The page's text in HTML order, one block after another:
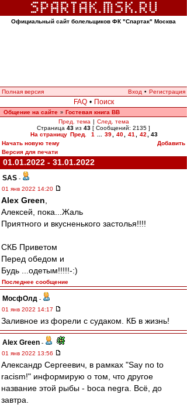
Официальный сайт болельщиков ФК "Спартак" Москва
Полная версия Вход • Регистрация
FAQ • Поиск
Общение на сайте » Гостевая книга ВВ
Пред. тема | След. тема
Страница 43 из 43 [ Сообщений: 2135 ]
На страницу Пред. 1 39 40 41 42
43
Начать новую тему
Добавить
Версия для печати
01.01.2022 - 31.01.2022
SAS -
01 янв 2022 14:20
Alex Green
Алексей, пока...Жаль
Приятного и вкусненького застолья!!!!
СКБ Приветом
Перед обедом и
Будь ...одетым!!!!!-:)
Последнее сообщение
МосфОлд -
01 янв 2022 14:17
Заливное из форели с судаком. КБ в жизнь!
Alex Green -
01 янв 2022 13:56
Александр Сергеевич, в рамках "Say no to
racism!" информирую о том, что другое
название этой рыбы - boca negra. Всё, до
завтра.